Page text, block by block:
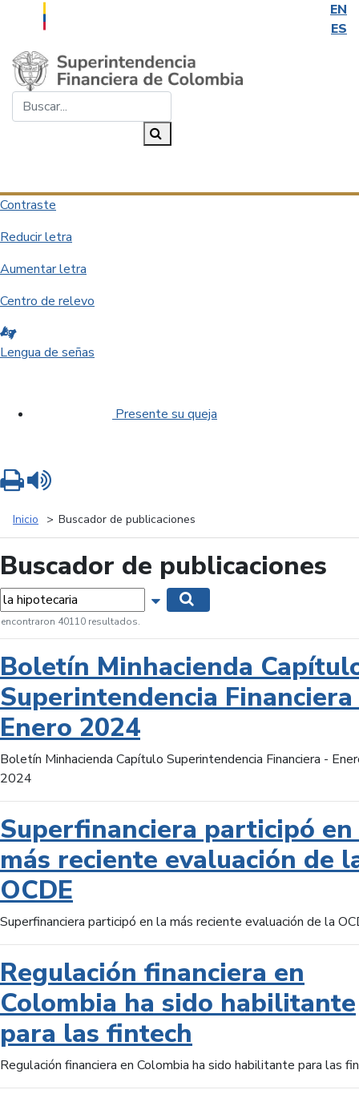
EN
ES
Saltar al contenido principal
Contraste
Reducir letra
Aumentar letra
Centro de relevo
Lengua de señas
Presente su queja
Inicio Buscador de publicaciones
Buscador de publicaciones
Mostrar opciones de búsqueda
encontraron 40110 resultados.
Boletín Minhacienda
Superintendencia
Enero 2024
Boletín Minhacienda Capítulo Superintendencia Financiera -
2024
Superfinanciera participó
más reciente evaluación de
OCDE
Superfinanciera participó en la más reciente evaluación de la
Regulación financiera en
Colombia ha sido habilitante
para las fintech
Regulación financiera en Colombia ha sido habilitante para las
Imprimir